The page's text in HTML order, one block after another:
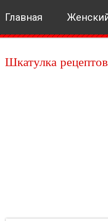
Главная
Шкатулка рецептов